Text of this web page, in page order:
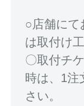
○店舗にて
は取付け
〇取付チ
時は、1注
さい。